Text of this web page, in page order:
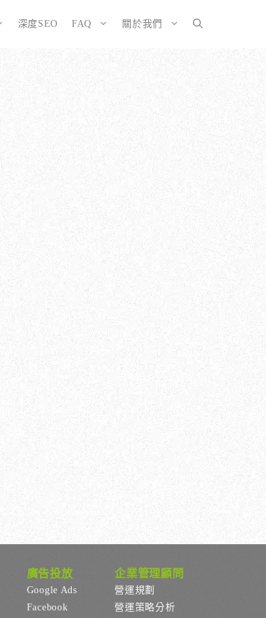
網站
製化網站：為您的打造完美SEO網站
設與 SEO 優化完整方案
：您的舊網站是否正在拖累排名？
與長期優化
深度SEO FAQ
大奧資訊的網站架設服務包含哪些項目？
如何確保網站符合 SEO 標準？
網站架構與技術 SEO 優化
響應式設計的優勢
關於我們
廣告投放
Google Ads
Facebook
企業管理顧問
營運規劃
營運策略分析